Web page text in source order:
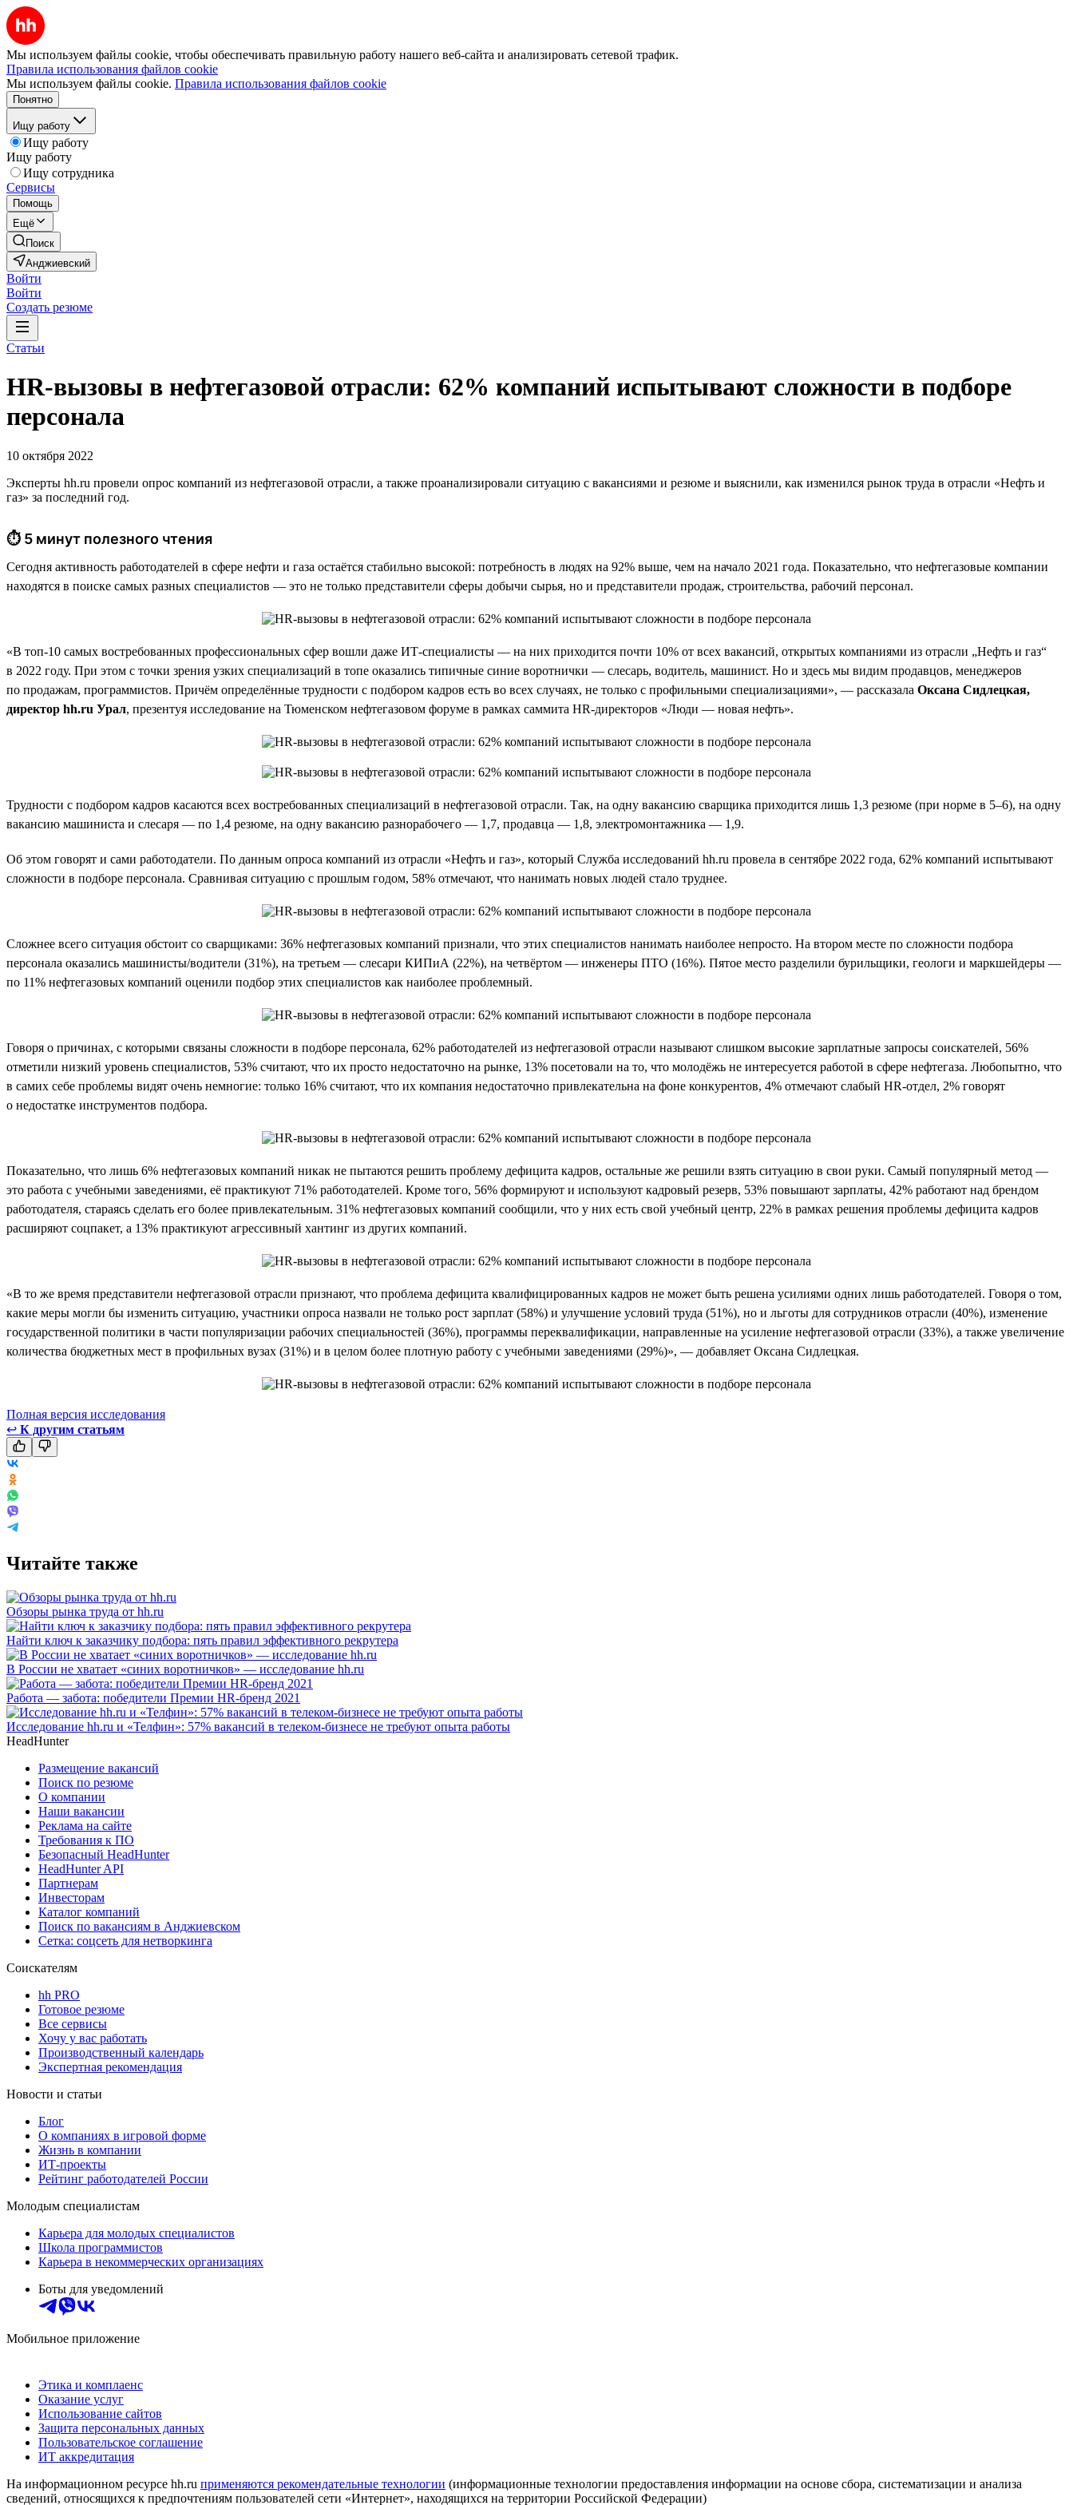
Мы используем файлы cookie, чтобы обеспечивать правильную работу нашего веб-сайта и анализировать сетевой трафик.
Правила использования файлов cookie
Мы используем файлы cookie. Правила использования файлов cookie
Понятно
Ищу работу
Ищу работу
Ищу работу
Ищу сотрудника
Сервисы
Помощь
Ещё
Поиск
Анджиевский
Войти
Войти
Создать резюме
Статьи
HR-вызовы в нефтегазовой отрасли: 62% компаний испытывают сложности в подборе
персонала
10 октября 2022
Эксперты hh.ru провели опрос компаний из нефтегазовой отрасли, а также проанализировали ситуацию с вакансиями и резюме и выяснили, как изменился рынок труда в отрасли «Нефть и
газ» за последний год.
⏱ 5 минут полезного чтения
Сегодня активность работодателей в сфере нефти и газа остаётся стабильно высокой: потребность в людях на 92% выше, чем на начало 2021 года. Показательно, что нефтегазовые компании
находятся в поиске самых разных специалистов — это не только представители сферы добычи сырья, но и представители продаж, строительства, рабочий персонал.
«В топ-10 самых востребованных профессиональных сфер вошли даже ИТ-специалисты — на них приходится почти 10% от всех вакансий, открытых компаниями из отрасли „Нефть и газ“
в 2022 году. При этом с точки зрения узких специализаций в топе оказались типичные синие воротнички — слесарь, водитель, машинист. Но и здесь мы видим продавцов, менеджеров
по продажам, программистов. Причём определённые трудности с подбором кадров есть во всех случаях, не только с профильными специализациями», — рассказала Оксана Сидлецкая,
директор hh.ru Урал, презентуя исследование на Тюменском нефтегазовом форуме в рамках саммита HR-директоров «Люди — новая нефть».
Трудности с подбором кадров касаются всех востребованных специализаций в нефтегазовой отрасли. Так, на одну вакансию сварщика приходится лишь 1,3 резюме (при норме в 5–6), на одну
вакансию машиниста и слесаря — по 1,4 резюме, на одну вакансию разнорабочего — 1,7, продавца — 1,8, электромонтажника — 1,9.
Об этом говорят и сами работодатели. По данным опроса компаний из отрасли «Нефть и газ», который Служба исследований hh.ru провела в сентябре 2022 года, 62% компаний испытывают
сложности в подборе персонала. Сравнивая ситуацию с прошлым годом, 58% отмечают, что нанимать новых людей стало труднее.
Сложнее всего ситуация обстоит со сварщиками: 36% нефтегазовых компаний признали, что этих специалистов нанимать наиболее непросто. На втором месте по сложности подбора
персонала оказались машинисты/водители (31%), на третьем — слесари КИПиА (22%), на четвёртом — инженеры ПТО (16%). Пятое место разделили бурильщики, геологи и маркшейдеры —
по 11% нефтегазовых компаний оценили подбор этих специалистов как наиболее проблемный.
Говоря о причинах, с которыми связаны сложности в подборе персонала, 62% работодателей из нефтегазовой отрасли называют слишком высокие зарплатные запросы соискателей, 56%
отметили низкий уровень специалистов, 53% считают, что их просто недостаточно на рынке, 13% посетовали на то, что молодёжь не интересуется работой в сфере нефтегаза. Любопытно, что
в самих себе проблемы видят очень немногие: только 16% считают, что их компания недостаточно привлекательна на фоне конкурентов, 4% отмечают слабый HR-отдел, 2% говорят
о недостатке инструментов подбора.
Показательно, что лишь 6% нефтегазовых компаний никак не пытаются решить проблему дефицита кадров, остальные же решили взять ситуацию в свои руки. Самый популярный метод —
это работа с учебными заведениями, её практикуют 71% работодателей. Кроме того, 56% формируют и используют кадровый резерв, 53% повышают зарплаты, 42% работают над брендом
работодателя, стараясь сделать его более привлекательным. 31% нефтегазовых компаний сообщили, что у них есть свой учебный центр, 22% в рамках решения проблемы дефицита кадров
расширяют соцпакет, а 13% практикуют агрессивный хантинг из других компаний.
«В то же время представители нефтегазовой отрасли признают, что проблема дефицита квалифицированных кадров не может быть решена усилиями одних лишь работодателей. Говоря о том,
какие меры могли бы изменить ситуацию, участники опроса назвали не только рост зарплат (58%) и улучшение условий труда (51%), но и льготы для сотрудников отрасли (40%), изменение
государственной политики в части популяризации рабочих специальностей (36%), программы переквалификации, направленные на усиление нефтегазовой отрасли (33%), а также увеличение
количества бюджетных мест в профильных вузах (31%) и в целом более плотную работу с учебными заведениями (29%)», — добавляет Оксана Сидлецкая.
Полная версия исследования
↩ К другим статьям
Читайте также
Обзоры рынка труда от hh.ru
Найти ключ к заказчику подбора: пять правил эффективного рекрутера
В России не хватает «синих воротничков» — исследование hh.ru
Работа — забота: победители Премии HR-бренд 2021
Исследование hh.ru и «Телфин»: 57% вакансий в телеком-бизнесе не требуют опыта работы
HeadHunter
Размещение вакансий
Поиск по резюме
О компании
Наши вакансии
Реклама на сайте
Требования к ПО
Безопасный HeadHunter
HeadHunter API
Партнерам
Инвесторам
Каталог компаний
Поиск по вакансиям в Анджиевском
Сетка: соцсеть для нетворкинга
Соискателям
hh PRO
Готовое резюме
Все сервисы
Хочу у вас работать
Производственный календарь
Экспертная рекомендация
Новости и статьи
Блог
О компаниях в игровой форме
Жизнь в компании
ИТ-проекты
Рейтинг работодателей России
Молодым специалистам
Карьера для молодых специалистов
Школа программистов
Карьера в некоммерческих организациях
Боты для уведомлений
Мобильное приложение
Этика и комплаенс
Оказание услуг
Использование сайтов
Защита персональных данных
Пользовательское соглашение
ИТ аккредитация
На информационном ресурсе hh.ru применяются рекомендательные технологии (информационные технологии предоставления информации на основе сбора, систематизации и анализа
сведений, относящихся к предпочтениям пользователей сети «Интернет», находящихся на территории Российской Федерации)